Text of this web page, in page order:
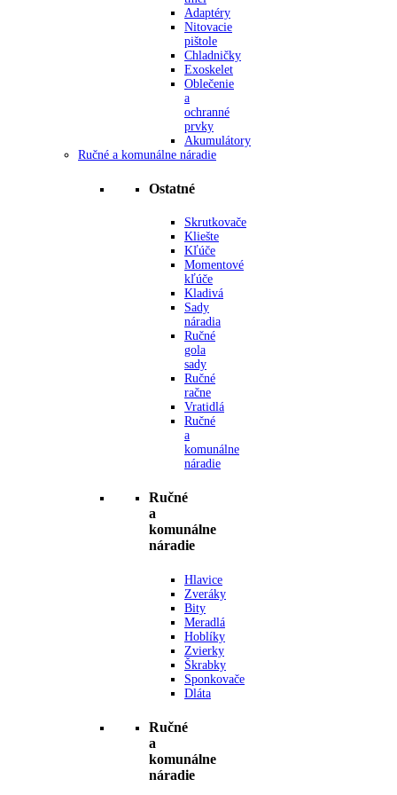
Adaptéry
Nitovacie
pištole
Chladničky
Exoskelet
Oblečenie
a
ochranné
prvky
Akumulátory
Ručné a komunálne náradie
Ostatné
Skrutkovače
Kliešte
Kľúče
Momentové
kľúče
Kladivá
Sady
náradia
Ručné
gola
sady
Ručné
račne
Vratidlá
Ručné
a
komunálne
náradie
Ručné
a
komunálne
náradie
Hlavice
Zveráky
Bity
Meradlá
Hoblíky
Zvierky
Škrabky
Sponkovače
Dláta
Ručné
a
komunálne
náradie